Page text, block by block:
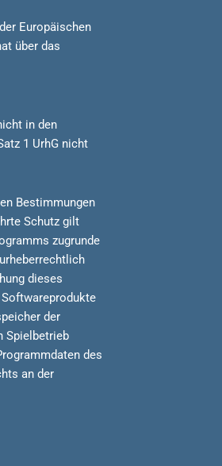
Europäischen
über das
in den
1 UrhG nicht
Bestimmungen
Schutz gilt
zugrunde
dieses
der
Spielbetrieb
des
an der